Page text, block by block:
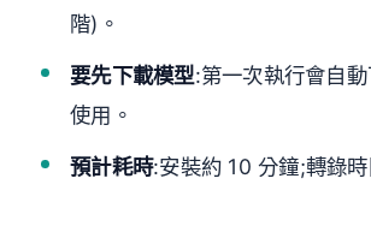
階)。
要先下載模型:第一次執行會自
使用。
預計耗時:安裝約 10 分鐘;轉錄